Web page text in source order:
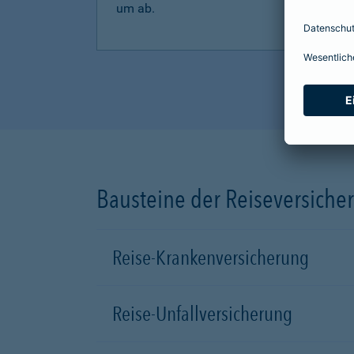
um ab.
Bausteine der
Reise-Krankenversicherung
Reise-Unfallversicherung